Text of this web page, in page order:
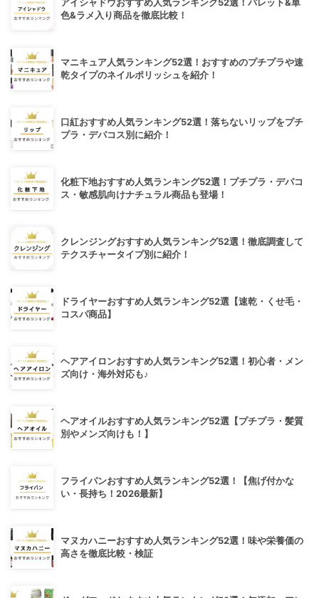
アイシャドウおすすめ人気ランキング52選！パレット&単
色&ラメ入り商品を徹底比較！
マニキュア人気ランキング52選！おすすめのプチプラや速
乾タイプのネイルポリッシュを紹介！
口紅おすすめ人気ランキング52選！落ちないリップをプチ
プラ・デパコス別に紹介！
化粧下地おすすめ人気ランキング52選！プチプラ・デパコ
ス・敏感肌向けナチュラル商品も登場！
クレンジングおすすめ人気ランキング52選！徹底調査して
テクスチャータイプ別に紹介！
ドライヤーおすすめ人気ランキング52選【速乾・くせ毛・
コスパ商品】
ヘアアイロンおすすめ人気ランキング52選！初心者・メン
ズ向け・海外対応も♪
ヘアオイルおすすめ人気ランキング52選【プチプラ・髪質
別やメンズ向けも！】
フライパンおすすめ人気ランキング52選！【焦げ付かな
い・長持ち！2026最新】
マヌカハニーおすすめ人気ランキング52選！味や栄養価の
高さを徹底比較・検証